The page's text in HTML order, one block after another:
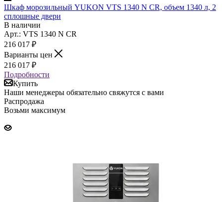
Шкаф морозильный YUKON VTS 1340 N CR, объем 1340 л, 2
сплошные двери
В наличии
Арт.: VTS 1340 N CR
216 017 ₽
Варианты цен
216 017 ₽
Подробности
Купить
Наши менеджеры обязательно свяжутся с вами
Распродажа
Возьми максимум